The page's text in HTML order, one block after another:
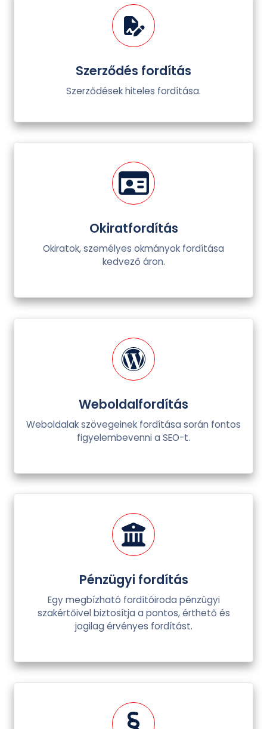
Szerződés fordítás
Szerződések hiteles fordítása.
Okiratfordítás
Okiratok, személyes okmányok fordítása
kedvező áron.
Weboldalfordítás
Weboldalak szövegeinek fordítása során fontos
figyelembevenni a SEO-t.
Pénzügyi fordítás
Egy megbízható fordítóiroda pénzügyi
szakértőivel biztosítja a pontos, érthető és
jogilag érvényes fordítást.